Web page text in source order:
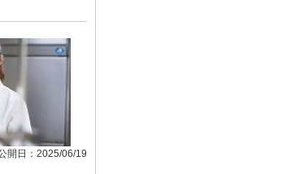
開日：2025/06/19